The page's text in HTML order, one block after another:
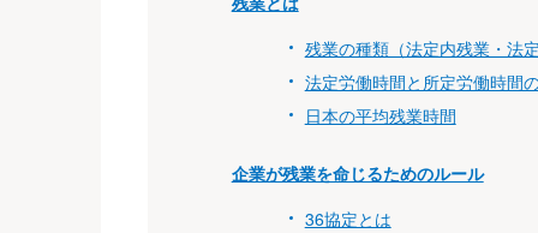
残業の種類（法定内残業・法
法定労働時間と所定労働時間
日本の平均残業時間
企業が残業を命じるためのルール
36協定とは